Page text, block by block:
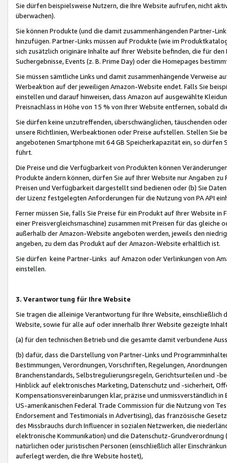
Sie dürfen beispielsweise Nutzern, die Ihre Website aufrufen, nicht
überwachen).
Sie können Produkte (und die damit zusammenhängenden Partner-
hinzufügen. Partner-Links müssen auf Produkte (wie im
sich zusätzlich originäre Inhalte auf Ihrer Website befinden, die für
Suchergebnisse, Events (z. B. Prime Day) oder die Homepages
Sie müssen sämtliche Links und damit zusammenhängende
Werbeaktion auf der jeweiligen Amazon-Website endet. Falls Sie
einstellen und darauf hinweisen, dass Amazon auf ausgewählte
Preisnachlass in Höhe von 15 % von Ihrer Website entfernen, sobald
Sie dürfen keine unzutreffenden, überschwänglichen, täuschenden
unsere Richtlinien, Werbeaktionen oder Preise aufstellen. Stellen Sie
angebotenen Smartphone mit 64 GB Speicherkapazität ein, so dürfen
führt.
Die Preise und die Verfügbarkeit von Produkten können
Produkte ändern können, dürfen Sie auf Ihrer Website nur Angaben
Preisen und Verfügbarkeit dargestellt sind bedienen oder (b) Sie
der Lizenz festgelegten Anforderungen für die Nutzung von PA API
Ferner müssen Sie, falls Sie Preise für ein Produkt auf Ihrer Website
einer Preisvergleichsmaschine) zusammen mit Preisen für das
außerhalb der Amazon-Website angeboten werden, jeweils den
angeben, zu dem das Produkt auf der Amazon-Website erhältlich ist.
Sie dürfen keine Partner-Links auf Amazon oder Verlinkungen von
einstellen.
3. Verantwortung für Ihre Website
Sie tragen die alleinige Verantwortung für Ihre Website,
Website, sowie für alle auf oder innerhalb Ihrer Website gezeigte
(a) für den technischen Betrieb und die gesamte damit verbundene
(b) dafür, dass die Darstellung von Partner-Links und
Bestimmungen, Verordnungen, Vorschriften, Regelungen,
Branchenstandards, Selbstregulierungsregeln, Gerichtsurteilen und -
Hinblick auf elektronisches Marketing, Datenschutz und -sicherheit,
Kompensationsvereinbarungen klar, präzise und unmissverständlich
US-amerikanischen Federal Trade Commission für die Nutzung von
Endorsement and Testimonials in Advertising), das französische
des Missbrauchs durch Influencer in sozialen Netzwerken, die
elektronische Kommunikation) und die Datenschutz-
natürlichen oder juristischen Personen (einschließlich aller
auferlegt werden, die Ihre Website hostet),